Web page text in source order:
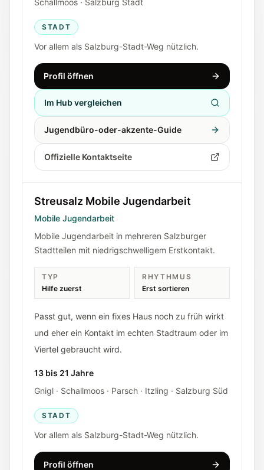
Schallmoos · Salzburg Stadt
STADT
Vor allem als Salzburg-Stadt-Weg nützlich.
Profil öffnen
Im Hub vergleichen
Jugendbüro-oder-akzente-Guide
Offizielle Kontaktseite
Streusalz Mobile Jugendarbeit
Mobile Jugendarbeit
Mobile Jugendarbeit in mehreren Salzburger
Stadtteilen mit niedrigschwelligem Erstkontakt.
TYP
Hilfe zuerst
RHYTHMUS
Erst sortieren
Passt gut, wenn ein fixes Haus noch zu früh wirkt
und eher ein Kontakt im echten Stadtraum oder im
Viertel gebraucht wird.
13 bis 21 Jahre
Gnigl · Schallmoos · Parsch · Itzling · Salzburg Süd
STADT
Vor allem als Salzburg-Stadt-Weg nützlich.
Profil öffnen